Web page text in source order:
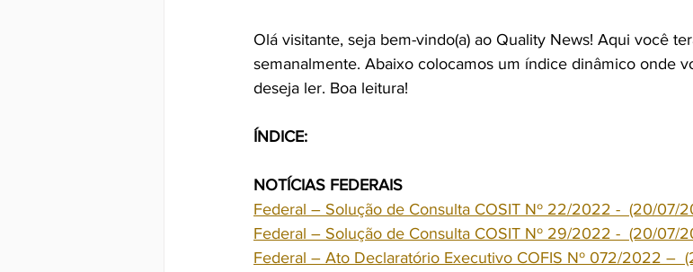
Olá visitante, seja bem-vindo(a) ao Quality News! Aqui você
semanalmente. Abaixo colocamos um índice dinâmico onde
deseja ler. Boa leitura!
ÍNDICE:
NOTÍCIAS FEDERAIS
Federal – Solução de Consulta COSIT Nº 22/2022 -  (20/07/
Federal – Solução de Consulta COSIT Nº 29/2022 -  (20/07/
Federal – Ato Declaratório Executivo COFIS Nº 072/2022 –